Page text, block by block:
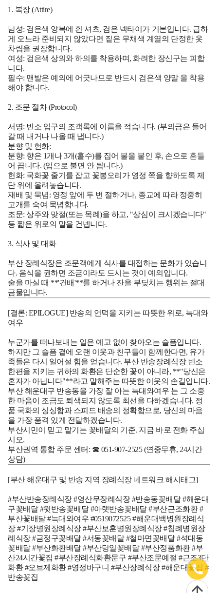
1. 복장 (Attire)
남성: 검은색 양복에 흰 셔츠, 검은 넥타이가 기본입니다. 급하
게 오느라 준비되지 않았다면 짙은 무채색 계열의 단정한 옷
차림을 권장합니다.
여성: 검은색 상의와 하의를 착용하며, 화려한 장신구는 피합
니다.
필수: 맨발은 예의에 어긋나므로 반드시 검은색 양말 을 착용
해야 합니다.
2. 조문 절차 (Protocol)
서명: 빈소 입구의 조객록에 이름을 적습니다. (부의금은 들어
갈 때 내거나 나올 때 냅니다.)
분향 및 헌화:
분향: 향은 1개나 3개(홀수)를 집어 불을 붙인 후, 손으로 흔들
어 끕니다. (입으로 불면 안 됩니다.)
헌화: 국화꽃 줄기를 잡고 꽃봉오리가 영정 쪽을 향하도록 제
단 위에 올려놓습니다.
재배 및 묵념: 영정 앞에 두 번 절하거나, 종교에 따라 정중히
고개를 숙여 묵념합니다.
조문:상주와 맞절(또는 목례)을 하고, "상심이 크시겠습니다"
등 짧은 위로의 말을 건넵니다.
3. 식사 및 대화
부산 장례식장은 조문객에게 식사를 대접하는 문화가 있습니
다. 음식을 권하면 조금이라도 드시는 것이 예의입니다.
술을 마실 때 **'건배'**를 하거나 잔을 부딪치는 행위는 절대
금물입니다.
[결론: EPILOGUE] 반송의 언덕을 지키는 따뜻한 위로, 늑대와
여우
누군가를 떠나보내는 일은 예고 없이 찾아오는 슬픔입니다.
하지만 그 슬픔 곁에 오랜 이웃과 친구들이 함께한다면, 유가
족들은 다시 일어설 힘을 얻습니다. 부산 반송장례식장 빈소
한편을 지키는 귀하의 화환은 단순한 꽃이 아니라, **"당신은
혼자가 아닙니다"**라고 말해주는 따뜻한 이웃의 손길입니다.
부산 해운대구 반송동을 가장 잘 아는 늑대와여우 는 그 소중
한 마음이 조금도 퇴색되지 않도록 최선을 다하겠습니다. 정
품 국화의 싱싱함과 스피드 배송의 정확함으로, 당신의 마음
을 가장 품격 있게 전달하겠습니다.
부산시민이 믿고 맡기는 꽃배달의 기준. 지금 바로 전화 주십
시오.
부산권역 통합 주문 센터: ☎ 051-907-2525 (연중무휴, 24시간
상담)
[부산 해운대구 및 반송 지역 장례식장 네트워크 해시태그]
#부산반송장례식장 #영산무장례식장 #반송동꽃배달 #해운대
구꽃배달 #윗반송꽃배달 #아랫반송꽃배달 #부산근조화환 #
부산꽃배달 #늑대와여우 #0519072525 #해운대백병원장례식
장 #기장병원장례식장 #부산보훈병원장례식장 #침례병원장
례식장 #금정구꽃배달 #서동꽃배달 #철마면꽃배달 #석대동
꽃배달 #부산화환배달 #부산당일꽃배달 #부산정품화환 #부
산24시간꽃집 #부산장례식화환문구 #부산조문예절 #근조3단
화환 #오브제화환 #영정바구니 #부산장례식장 #해운대꽃집 #
반송꽃집